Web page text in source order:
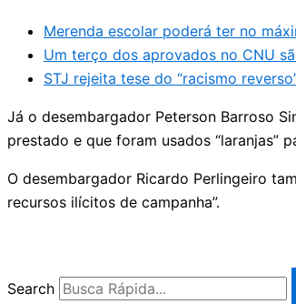
Merenda escolar poderá ter no
Um terço dos aprovados no CNU
STJ rejeita tese do “racismo
Já o desembargador Peterson Barroso
prestado e que foram usados “laranjas”
O desembargador Ricardo Perlingeiro
recursos ilícitos de campanha”.
Search